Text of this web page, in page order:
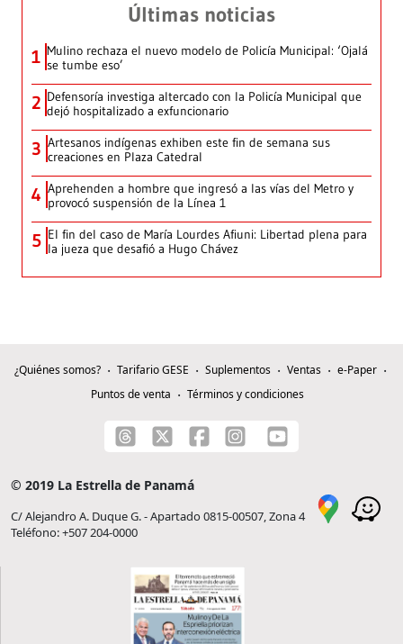
Últimas noticias
1 Mulino rechaza el nuevo modelo de Policía Municipal: ‘Ojalá
se tumbe eso’
2 Defensoría investiga altercado con la Policía Municipal que
dejó hospitalizado a exfuncionario
3 Artesanos indígenas exhiben este fin de semana sus
creaciones en Plaza Catedral
4 Aprehenden a hombre que ingresó a las vías del Metro y
provocó suspensión de la Línea 1
5 El fin del caso de María Lourdes Afiuni: Libertad plena para
la jueza que desafió a Hugo Chávez
¿Quiénes somos? Tarifario GESE Suplementos Ventas
e-Paper
Puntos de venta
Términos y condiciones
© 2019 La Estrella de Panamá
C/ Alejandro A. Duque G. - Apartado 0815-00507, Zona 4
Teléfono: +507 204-0000